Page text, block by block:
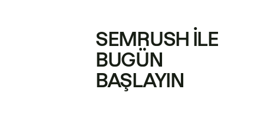
SEMRUSH ILE
BUGÜN
BAŞLAYIN